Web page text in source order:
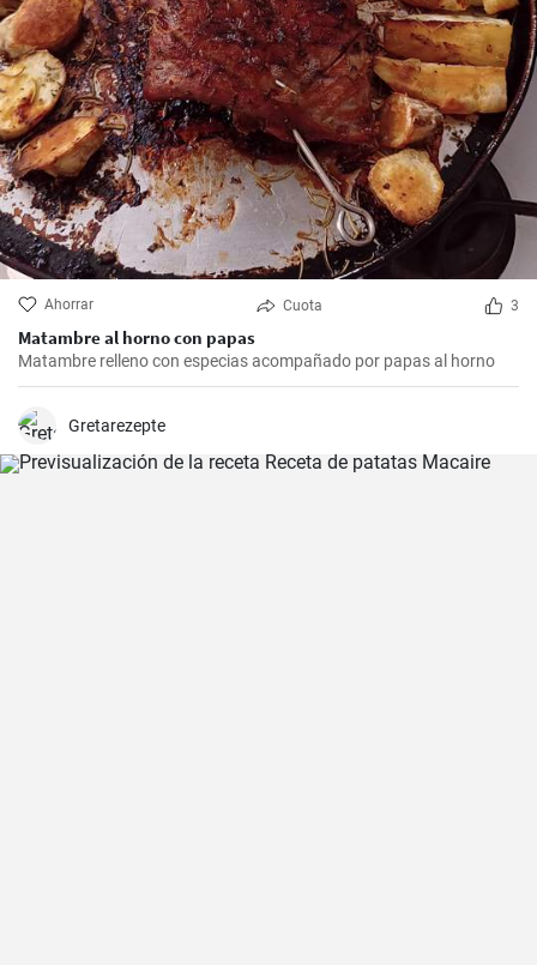
Ahorrar Cuota 3
Matambre al horno con papas
Matambre relleno con especias acompañado por papas al horno
Gretarezepte